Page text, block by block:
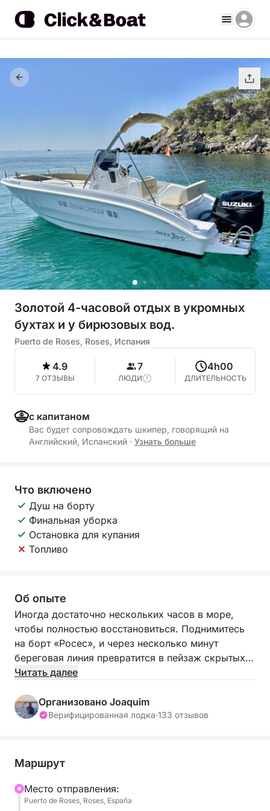
Золотой 4-часовой отдых в укромных
бухтах и у бирюзовых вод.
Puerto de Roses, Roses, Испания
4.9
7 ОТЗЫВЫ
7
ЛЮДИ
4h00
ДЛИТЕЛЬНОСТЬ
с капитаном
Вас будет сопровождать шкипер, говорящий на
Английский, Испанский · Узнать больше
Что включено
Душ на борту
Финальная уборка
Остановка для купания
Топливо
Об опыте
Иногда достаточно нескольких часов в море,
чтобы полностью восстановиться. Поднимитесь
на борт «Росес», и через несколько минут
береговая линия превратится в пейзаж скрытых
бухт, сверкающей воды и тихих уголков вдали от
Эта полудневная экскурсия разработана, чтобы
адаптированная под ваши потребности. Нет
вместе определитесь с планом перед
отправлением, составив индивидуальный
Читать далее
Организовано Joaquim
Верифицированная лодка·133 отзывов
Маршрут
Mесто отправления:
Puerto de Roses, Roses, España